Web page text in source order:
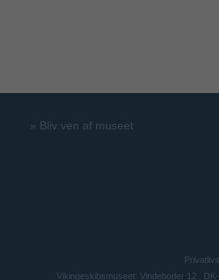
» Bliv ven af museet
Vikingeskibsmuseet: Vindeboder 12 .